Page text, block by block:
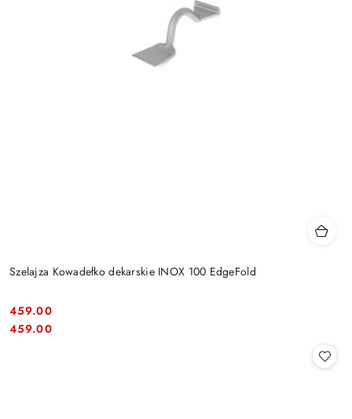
Szelajza Kowadełko dekarskie INOX 100 EdgeFold
Cena:
459.00
Cena:
459.00